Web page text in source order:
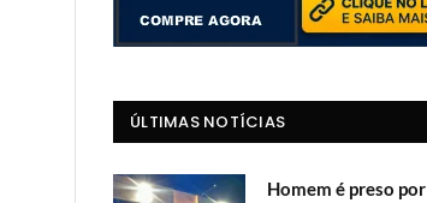
ÚLTIMAS NOTÍCIAS
Homem é preso por